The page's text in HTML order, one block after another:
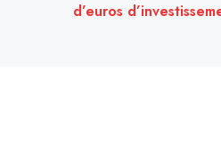
d’euros